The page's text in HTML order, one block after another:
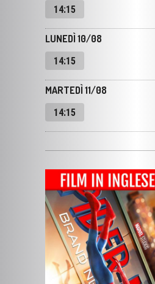
LUNEDÌ 10/08
14:15
MARTEDÌ 11/08
14:15